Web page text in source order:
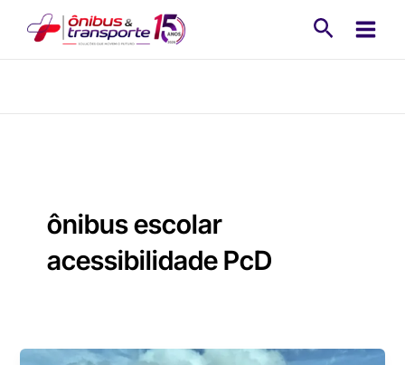
ônibus escolar
acessibilidade PcD